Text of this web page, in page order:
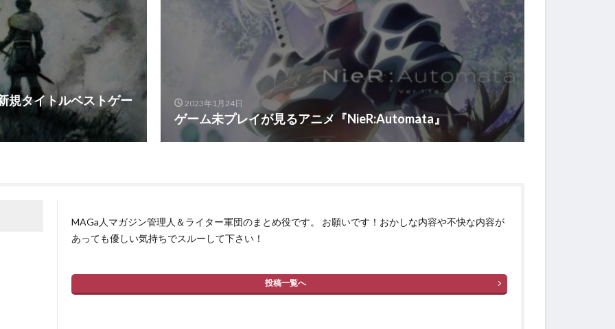
規タイトルベストゲー 2023年1月24日
ゲーム未プレイが見るアニメ『NieR:Automata』
MAGa人マガジン管理人＆ライター軍団のまとめ役です。 お願いです！おかしな内容や不快な内容が
あっても優しい気持ちでスルーして下さい！
投稿一覧へ